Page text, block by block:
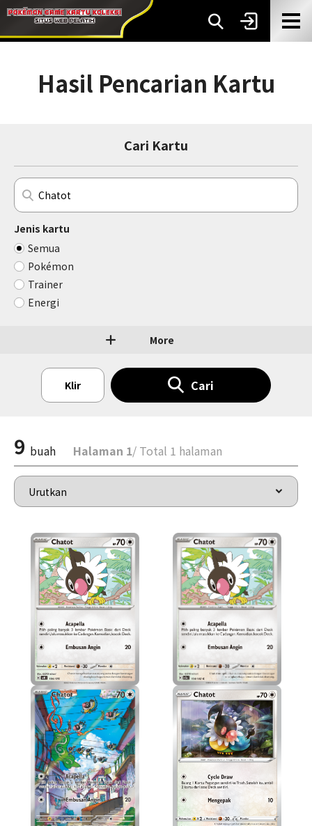
Hasil Pencarian Kartu
Cari Kartu
Jenis kartu
Semua
Pokémon
Trainer
Energi
More
Klir Cari
9 buah Halaman 1/ Total 1 halaman